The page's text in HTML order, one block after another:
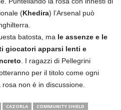
(Khedira) l’Arsenal può
batosta, ma le assenze e le
giocatori apparsi lenti e
. I ragazzi di Pellegrini
per il titolo come ogni
non è in discussione.
CAZORLA
COMMUNITY SHIELD